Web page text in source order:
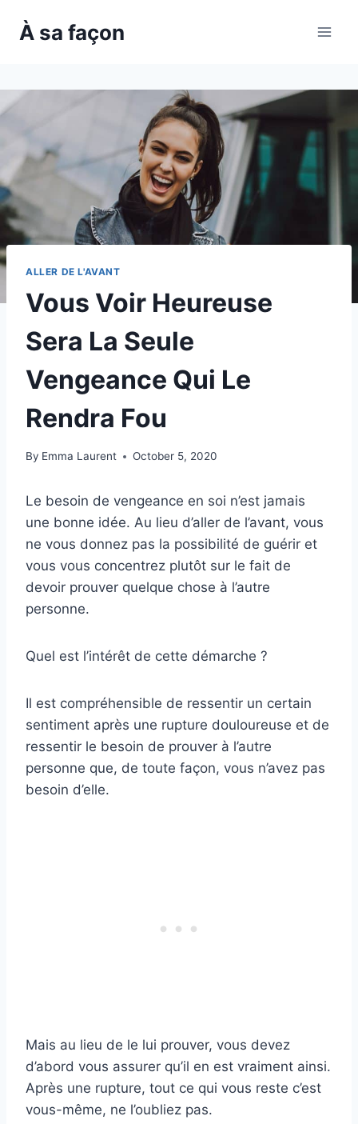
À sa façon
ALLER DE L'AVANT
Vous Voir Heureuse
Sera La Seule
Vengeance Qui Le
Rendra Fou
By Emma Laurent October 5, 2020
Le besoin de vengeance en soi n’est jamais
une bonne idée. Au lieu d’aller de l’avant, vous
ne vous donnez pas la possibilité de guérir et
vous vous concentrez plutôt sur le fait de
devoir prouver quelque chose à l’autre
personne.
Quel est l’intérêt de cette démarche ?
Il est compréhensible de ressentir un certain
sentiment après une rupture douloureuse et de
ressentir le besoin de prouver à l’autre
personne que, de toute façon, vous n’avez pas
besoin d’elle.
Mais au lieu de le lui prouver, vous devez
d’abord vous assurer qu’il en est vraiment ainsi.
Après une rupture, tout ce qui vous reste c’est
vous-même, ne l’oubliez pas.